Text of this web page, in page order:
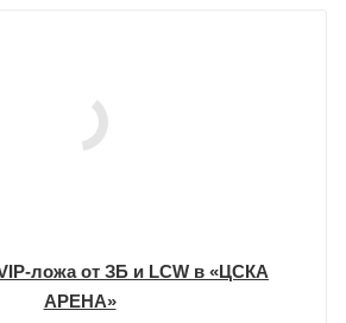
ложа от ЗБ и LCW в «ЦСКА
АРЕНА»